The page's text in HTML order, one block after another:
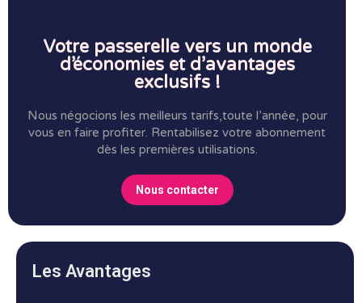
Votre passerelle vers un monde
d’économies et d’avantages
exclusifs !
Nous négocions les meilleurs tarifs,toute l’année, pour
vous en faire profiter. Rentabilisez votre abonnement
dès les premières utilisations.
Nous contacter
Les Avantages